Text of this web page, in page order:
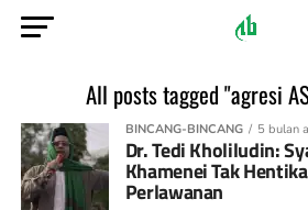
All posts tagged "agresi
BINCANG-BINCANG 5 bulan
Dr. Tedi Kholiludin:
Khamenei Tak
Perlawanan